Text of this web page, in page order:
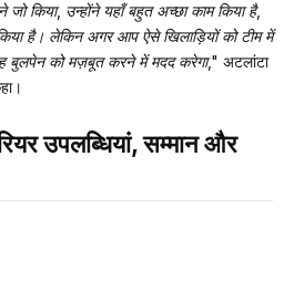
किया, उन्होंने यहाँ बहुत अच्छा काम किया है,
है। लेकिन अगर आप ऐसे खिलाड़ियों को टीम में
बुलपेन को मज़बूत करने में मदद करेगा," अटलांटा
उपलब्धियां, सम्मान और